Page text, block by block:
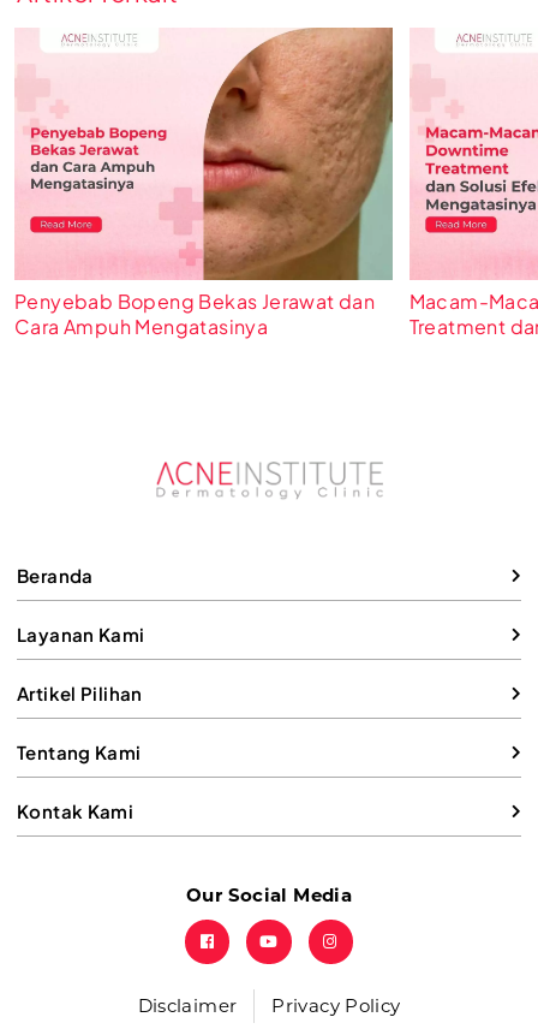
Penyebab Bopeng Bekas Jerawat dan
Cara Ampuh Mengatasinya
Macam-
Treatment
Beranda
Layanan Kami
Artikel Pilihan
Tentang Kami
Kontak Kami
Our Social Media
Disclaimer Privacy Policy